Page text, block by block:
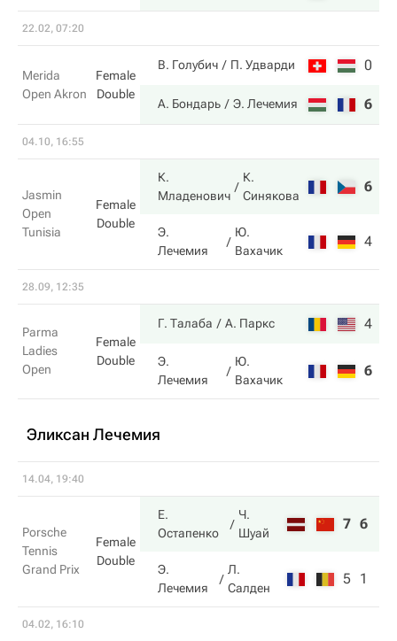
22.02, 07:20
Merida
Open Akron
Female
Double
В. Голубич П. Удварди 0
А. Бондарь Э. Лечемия 6
04.10, 16:55
Jasmin
Open
Tunisia
Female
Double
К.
Младенович
К.
Синякова
6
Э.
Лечемия
Ю.
Вахачик
4
28.09, 12:35
Parma
Ladies
Open
Female
Double
Г. Талаба А. Паркс 4
Э.
Лечемия
Ю.
Вахачик
6
Эликсан Лечемия
14.04, 19:40
Porsche
Tennis
Grand Prix
Female
Double
Е.
Остапенко
Ч.
Шуай
7 6
Э.
Лечемия
Л.
Салден
5 1
04.02, 16:10